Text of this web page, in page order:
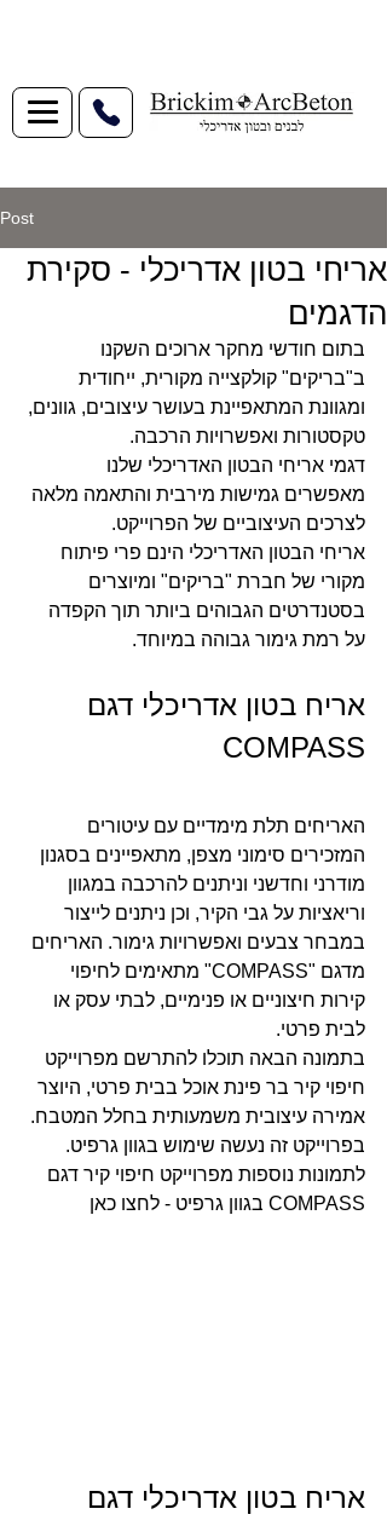
Post
אריחי בטון אדריכלי - סקירת
הדגמים
בתום חודשי מחקר ארוכים השקנו
ב"בריקים" קולקצייה מקורית, ייחודית
ומגוונת המתאפיינת בעושר עיצובים, גוונים,
טקסטורות ואפשרויות הרכבה.
דגמי אריחי הבטון האדריכלי שלנו
מאפשרים גמישות מירבית והתאמה מלאה
לצרכים העיצוביים של הפרוייקט.
אריחי הבטון האדריכלי הינם פרי פיתוח
מקורי של חברת "בריקים" ומיוצרים
בסטנדרטים הגבוהים ביותר תוך הקפדה
על רמת גימור גבוהה במיוחד.
אריח בטון אדריכלי דגם
COMPASS
האריחים תלת מימדיים עם עיטורים
המזכירים סימוני מצפן, מתאפיינים בסגנון
מודרני וחדשני וניתנים להרכבה במגוון
וריאציות על גבי הקיר, וכן ניתנים לייצור
במבחר צבעים ואפשרויות גימור. האריחים
מדגם "COMPASS" מתאימים לחיפוי
קירות חיצוניים או פנימיים, לבתי עסק או
לבית פרטי.
בתמונה הבאה תוכלו להתרשם מפרוייקט
חיפוי קיר בר פינת אוכל בבית פרטי, היוצר
אמירה עיצובית משמעותית בחלל המטבח.
בפרוייקט זה נעשה שימוש בגוון גרפיט.
לתמונות נוספות מפרוייקט חיפוי קיר דגם
COMPASS בגוון גרפיט - לחצו כאן
אריח בטון אדריכלי דגם